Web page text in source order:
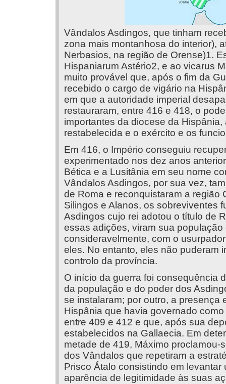
Vândalos Asdingos, que tinham
zona mais montanhosa do interior),
Nerbasios, na região de Orense)1.
Hispaniarum Astério2, e ao vicarus
muito provável que, após o fim da
recebido o cargo de vigário na
em que a autoridade imperial
restauraram, entre 416 e 418, o
importantes da diocese da
restabelecida e o exército e os
Em 416, o Império conseguiu
experimentado nos dez anos
Bética e a Lusitânia em seu nome
Vândalos Asdingos, por sua vez,
de Roma e reconquistaram a região
Silingos e Alanos, os sobreviventes
Asdingos cujo rei adotou o título de
essas adições, viram sua
consideravelmente, com o
eles. No entanto, eles não puderam
controlo da província.
O início da guerra foi consequência
da população e do poder dos
se instalaram; por outro, a presença
Hispânia que havia governado
entre 409 e 412 e que, após sua
estabelecidos na Gallaecia. Em
metade de 419, Máximo
dos Vândalos que repetiram a
Prisco Átalo consistindo em
aparência de legitimidade às suas